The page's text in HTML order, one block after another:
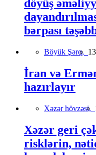
döyüş
bərpası
Böyük Şərq,
İran və
hazırlayır
Xəzər hövzəsi,
Xəzər geri
risklərin,